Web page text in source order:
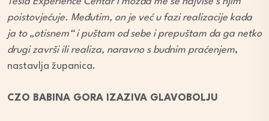
poistovjećuje. Međutim, on je već u fazi realizacije kada
ja to „otisnem“ i puštam od sebe i prepuštam da ga netko
drugi završi ili realiza, naravno s budnim praćenjem,
nastavlja županica.
CZO BABINA GORA IZAZIVA GLAVOBOLJU